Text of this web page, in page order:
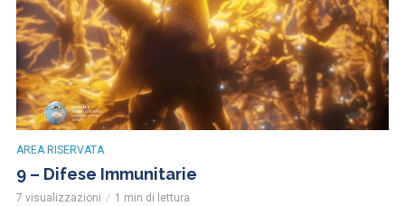
AREA RISERVATA
9 – Difese Immunitarie
7 visualizzazioni 1 min di lettura